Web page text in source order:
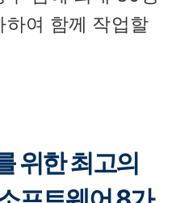
여 함께 작업할
위한 최고의